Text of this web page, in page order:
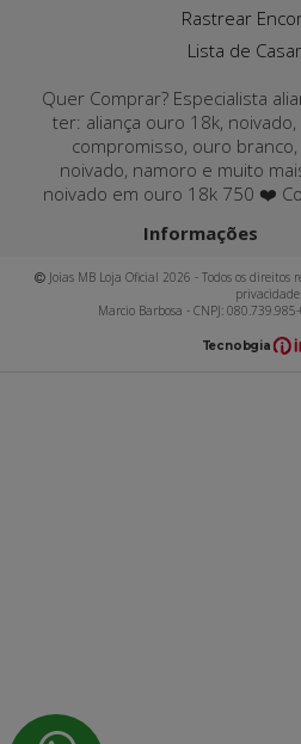
Rastrear
Lista de
Quer Comprar? Especialista
ter: aliança ouro 18k,
compromisso, ouro
noivado, namoro e muito
noivado em ouro 18k 750 ❤️
Informações
Joias MB Loja Oficial 2026 - Todos os direitos
privacidade
Marcio Barbosa - CNPJ:
Tecnologia